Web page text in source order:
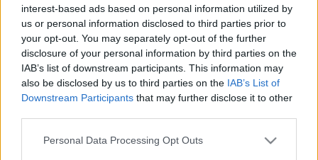
interest-based ads based on personal information utilized by
us or personal information disclosed to third parties prior to
your opt-out. You may separately opt-out of the further
disclosure of your personal information by third parties on the
IAB’s list of downstream participants. This information may
also be disclosed by us to third parties on the IAB’s List of
Downstream Participants that may further disclose it to other
Please note that this website/app uses one or more Google
Personal Data Processing Opt Outs
Sikeres lett a gyűjtés, magyar szinkront kap a hazai
fejlesztésű Elflock
meglett a teljes összeg.